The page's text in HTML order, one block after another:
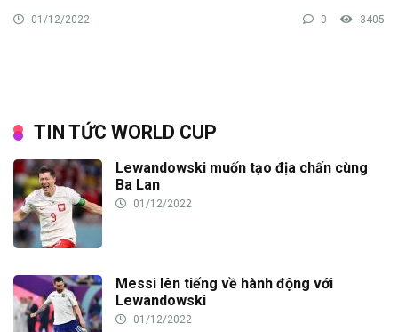
01/12/2022 0 3405
TIN TỨC WORLD CUP
Lewandowski muốn tạo địa chấn cùng
Ba Lan
01/12/2022
Messi lên tiếng về hành động với
Lewandowski
01/12/2022